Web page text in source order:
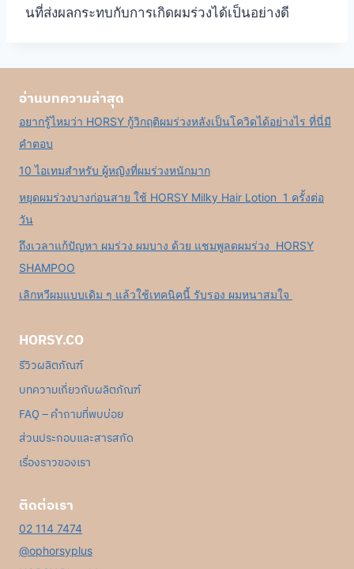
นที่ส่งผลกระทบกับการเกิดผมร่วงได้เป็นอย่างดี
อ่านบทความล่าสุด
อยากรู้ไหมว่า HORSY กู้วิกฤติผมร่วงหลังเป็นโควิดได้อย่างไร ที่นี่มี
คำตอบ
10 ไอเทมสำหรับ ผู้หญิงที่ผมร่วงหนักมาก
หยุดผมร่วงบางก่อนสาย ใช้ HORSY Milky Hair Lotion 1 ครั้งต่อ
วัน
ถึงเวลาแก้ปัญหา ผมร่วง ผมบาง ด้วย แชมพูลดผมร่วง HORSY
SHAMPOO
เลิกหวีผมแบบเดิม ๆ แล้วใช้เทคนิคนี้ รับรอง ผมหนาสมใจ
HORSY.CO
รีวิวผลิตภัณฑ์
บทความเกี่ยวกับผลิตภัณฑ์
FAQ – คำถามที่พบบ่อย
ส่วนประกอบและสารสกัด
เรื่องราวของเรา
ติดต่อเรา
02 114 7474
@ophorsyplus